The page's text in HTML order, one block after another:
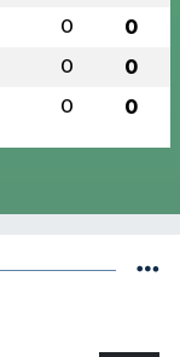
0 0
0 0
0 0